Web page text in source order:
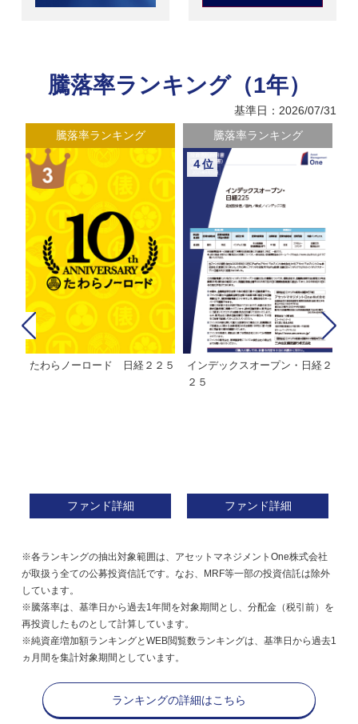
騰落率ランキング（1年）
基準日：2026/07/31
騰落率ランキング
たわらノーロード 日経２２５
ファンド詳細
騰落率ランキング
４位
インデックスオープン・日経２
２５
ファンド詳細
※各ランキングの抽出対象範囲は、アセットマネジメントOne株式会社
が取扱う全ての公募投資信託です。なお、MRF等一部の投資信託は除外
しています。
※騰落率は、基準日から過去1年間を対象期間とし、分配金（税引前）を
再投資したものとして計算しています。
※純資産増加額ランキングとWEB閲覧数ランキングは、基準日から過去1
ヵ月間を集計対象期間としています。
ランキングの詳細はこちら